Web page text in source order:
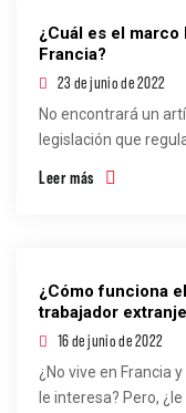
¿Cuál es el
Francia?
23 de junio de 2022
No encontrará un
legislación que
Leer más
¿Cómo funciona
trabajador
16 de junio de 2022
¿No vive en Francia
le interesa? Pero,